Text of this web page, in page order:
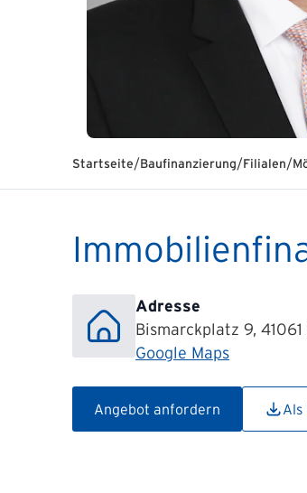
Startseite/Baufinanzierung/Filialen/
Adresse
Bismarckplatz 9,
Google Maps
Angebot anfordern Als